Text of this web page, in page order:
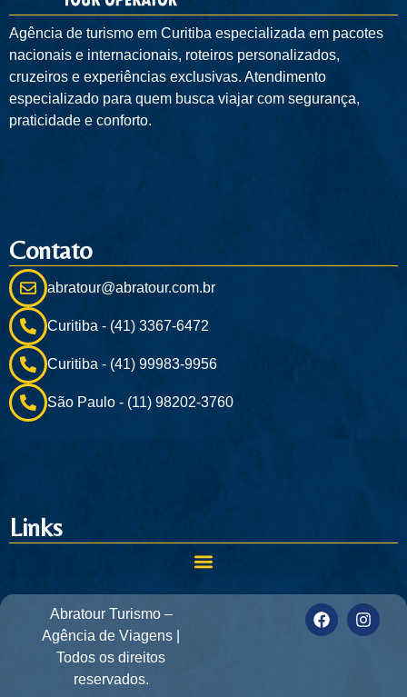
Agência de turismo em Curitiba especializada em pacotes
nacionais e internacionais, roteiros personalizados,
cruzeiros e experiências exclusivas. Atendimento
especializado para quem busca viajar com segurança,
praticidade e conforto.
Contato
abratour@abratour.com.br
Curitiba - (41) 3367-6472
Curitiba - (41) 99983-9956
São Paulo - (11) 98202-3760
Links
Abratour Turismo –
Agência de Viagens |
Todos os direitos
reservados.